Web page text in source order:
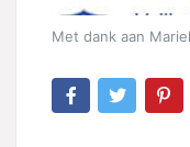
Met dank aan